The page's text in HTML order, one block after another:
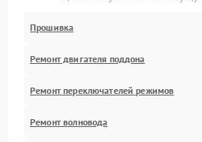
Прошивка
Ремонт двигателя поддона
Ремонт переключателей режимов
Ремонт волновода